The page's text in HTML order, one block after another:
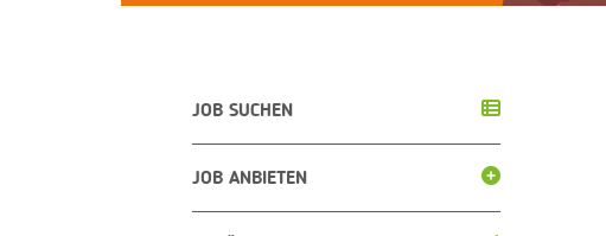
JOB SUCHEN
JOB ANBIETEN